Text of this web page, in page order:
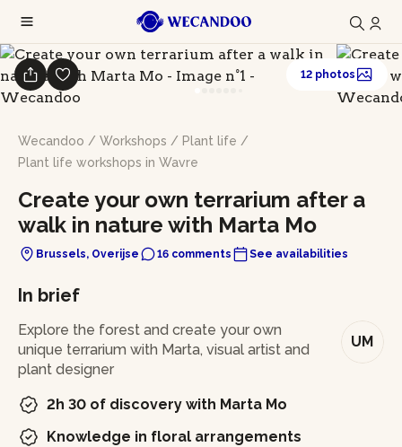
Wecandoo / Workshops / Plant life /
Plant life workshops in Wavre
Create your own terrarium after a
walk in nature with Marta Mo
Brussels, Overijse 16 comments See availabilities
12 photos
In brief
UM
Explore the forest and create your own
unique terrarium with Marta, visual artist and
plant designer
2h 30 of discovery with Marta Mo
Knowledge in floral arrangements